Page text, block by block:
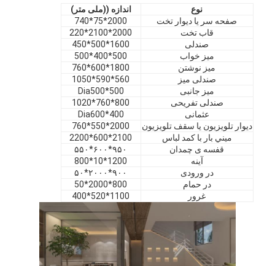
درباره ما
بازدید از کارخانه
کنترل کیفیت
با ما تماس بگیرید
اخبار
حالا حرف بزن
نوع
اندازه ((ملی متر)
صفحه سر یا دیوار تخت
2000*75*740
قاب تخت
2000*2100*220
صندلی
1600*500*450
میز خواب
500*400*500
میز نوشتن
1800*600*760
صندلی میز
560*590*1050
میز جانبی
Dia500*500
صندلی تفریحی
800*760*1020
عثمانی
Dia600*400
دیوار تلویزیون یا سقف تلویزیون
2000*550*760
ميني بار با کمد لباس
2100*600*2200
قفسه ی چمدان
۹۵۰*۶۰۰*۵۵۰
آینه
1200*10*800
در ورودی
۹۰۰*۲۰۰۰*۵۰
در حمام
800*2000*50
غرور
1100*520*400